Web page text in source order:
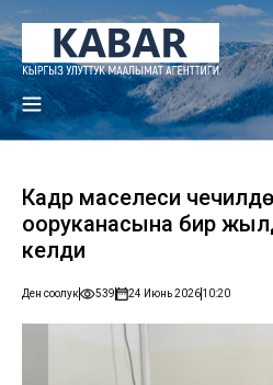
Кадр маселеси
ооруканасына бир
келди
Ден соолук 539 24 Июнь 202610:20